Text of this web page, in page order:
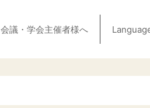
会議・学会主催者様へ